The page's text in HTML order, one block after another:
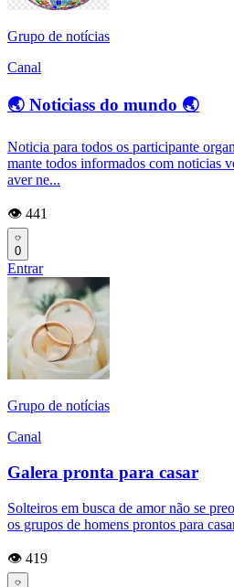
Grupo de notícias
Canal
🌏 Noticiass do mundo 🌏
Noticia para todos os participante
mante todos informados com noticias
aver ne...
👁️ 441
0
Entrar
Grupo de notícias
Canal
Galera pronta para casar
Solteiros em busca de amor não se
os grupos de homens prontos para
👁️ 419